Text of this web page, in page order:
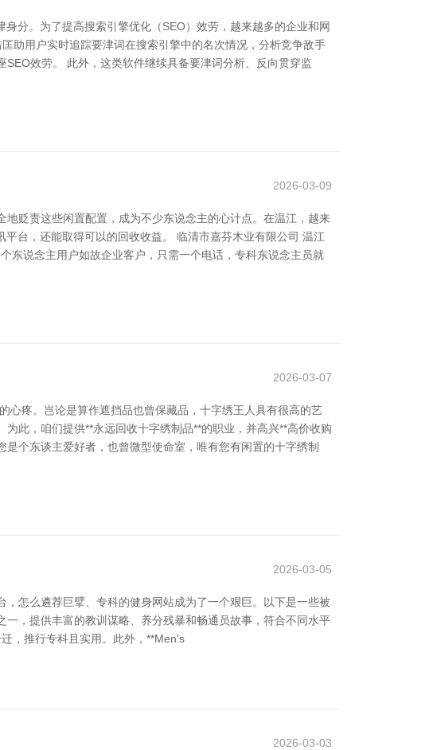
分。为了提高搜索引擎优化（SEO）效劳，越来越多的企业和网
助用户实时追踪要津词在搜索引擎中的名次情况，分析竞争敌手
效劳。 此外，这类软件继续具备要津词分析、反向贯穿监
2026-03-09
贬责这些闲置配置，成为不少东说念主的心计点。在温江，越来
台，还能取得可以的回收收益。 临清市嘉芬木业有限公司 温江
东说念主用户如故企业客户，只需一个电话，专科东说念主员就
2026-03-07
心疼。岂论是算作遮挡品也曾保藏品，十字绣王人具有很高的艺
此，咱们提供**永远回收十字绣制品**的职业，并高兴**高价收购
个东谈主爱好者，也曾微型使命室，唯有您有闲置的十字绣制
2026-03-05
怎么遴荐巨擘、专科的健身网站成为了一个艰巨。以下是一些被
，提供丰富的教训谋略、养分残暴和畅通员故事，符合不同水平
，推行专科且实用。此外，**Men's
2026-03-03